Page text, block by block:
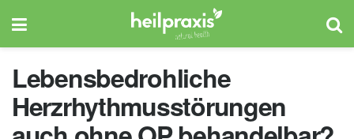
Lebensbedrohliche
Herzrhythmusstörungen